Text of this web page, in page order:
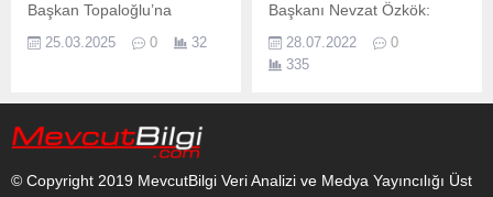
Başkan Topaloğlu’na
teşekkür Kemer Belediyesi
Yat Yelken Kulübü, Kemer
denize ulaşımı sağlayan
rampada yaptığı düzenleme
çalışmalarından dolayı
25.03.2025 0 32
Başkanı Nevzat Özkök:
“Hedefimiz her yaştaki
öğrenciye su sporlarını
sevdirmek ve akademik
"İBB Su Sporları
28.07.2022
0
335
© Copyright 2019 MevcutBilgi Veri Analizi ve Medya Yayıncılığı Üst